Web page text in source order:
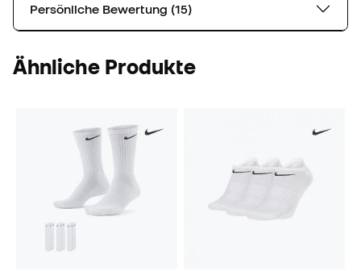
Persönliche Bewertung (15)
Ähnliche Produkte